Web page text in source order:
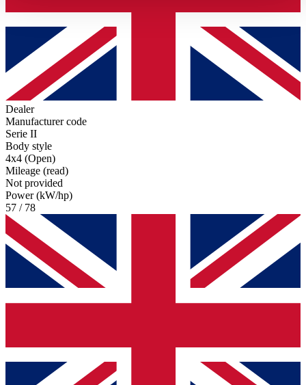
Dealer
Manufacturer code
Serie II
Body style
4x4 (Open)
Mileage (read)
Not provided
Power (kW/hp)
57 / 78